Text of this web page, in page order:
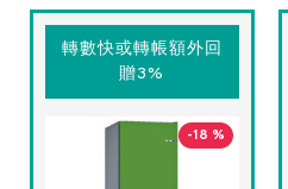
轉數快或轉帳額外回
贈3%
-18 %